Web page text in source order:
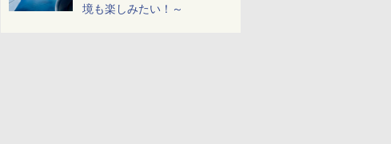
境も楽しみたい！～